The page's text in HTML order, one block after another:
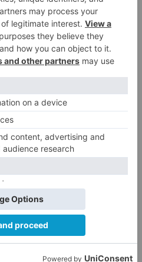
Felix Gall ganador de la Vuelta a
Burgos 2026
El Burgos CF oficializa la salida
de Aitor Córdoba al fútbol chino
a la participación de la provincia
Fútbol Burgos: Lucas Ricoy
finaliza su etapa como
blanquinegro